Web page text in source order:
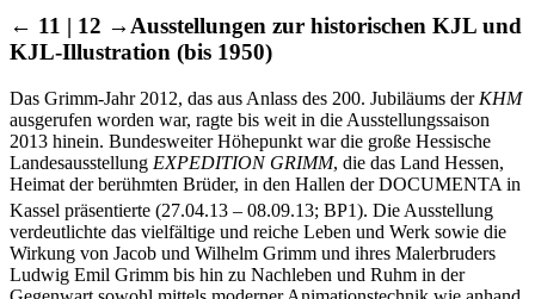
← 11 | 12 →Ausstellungen zur historischen KJL und
KJL-Illustration (bis 1950)
Das Grimm-Jahr 2012, das aus Anlass des 200. Jubiläums der KHM
ausgerufen worden war, ragte bis weit in die Ausstellungssaison
2013 hinein. Bundesweiter Höhepunkt war die große Hessische
Landesausstellung EXPEDITION GRIMM, die das Land Hessen,
Heimat der berühmten Brüder, in den Hallen der DOCUMENTA in
Kassel präsentierte (27.04.13 – 08.09.13; BP1). Die Ausstellung
verdeutlichte das vielfältige und reiche Leben und Werk sowie die
Wirkung von Jacob und Wilhelm Grimm und ihres Malerbruders
Ludwig Emil Grimm bis hin zu Nachleben und Ruhm in der